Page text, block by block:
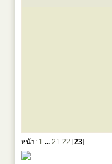
หน้า: 1 ... 21 22 [23]